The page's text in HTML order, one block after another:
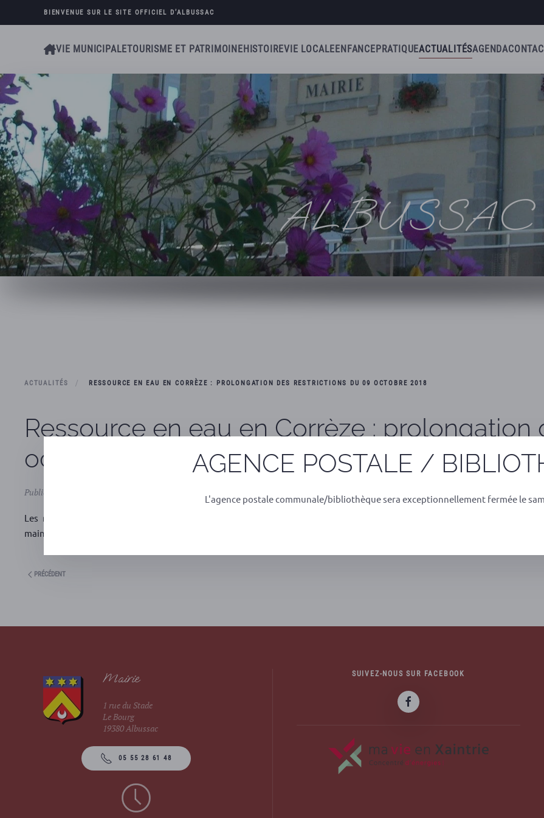
Skip to main content
BIENVENUE SUR LE SITE OFFICIEL D’ALBUSSAC
VIE MUNICIPALETOURISME ET PATRIMOINEHISTOIREVIE LOCALEENFANCEPRATIQUEACTUALITÉSAGENDA
ALBUSSAC
ACTUALITÉS RESSOURCE EN EAU EN CORRÈZE : PROLONGATION DES RESTRICTIONS DU 09 OCTOBRE 2018
Ressource en eau en Corrèze :
octobre 2018
Publié le 10 octobre 2018
Les restrictions mentionnées dans l’arrêté préfectoral du 28 septembre 2018 sont
maintenues et prolongées
PRÉCÉDENT
Mairie
1 rue du Stade
Le Bourg
19380 Albussac
05 55 28 61 48
SUIVEZ-NOUS SUR FACEBOOK
AGENCE POSTALE /
L'agence postale communale/bibliothèque sera exceptionnellement fermée le